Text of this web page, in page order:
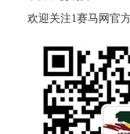
欢迎关注1赛马网官